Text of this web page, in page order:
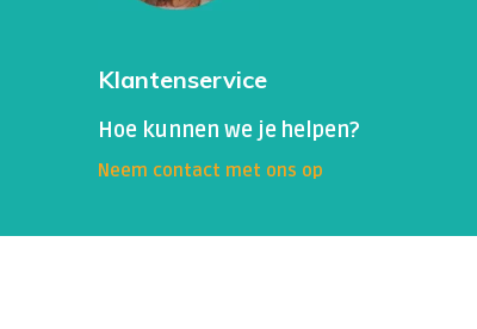
huid en opgezette gewrichten,
De uitslag is goed als deze negatief is
De vorming van antilichamen is
Fase II: ongeveer 70%
Klantenservice
Hoe kunnen we je helpen?
Neem contact met ons op